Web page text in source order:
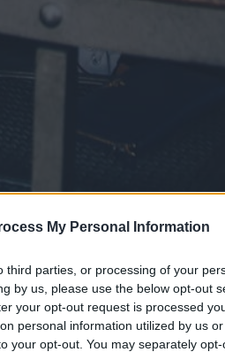
My Personal Information
parties, or processing of your
by us, please use the below opt-out
your opt-out request is processed
personal information utilized by us
your opt-out. You may separately